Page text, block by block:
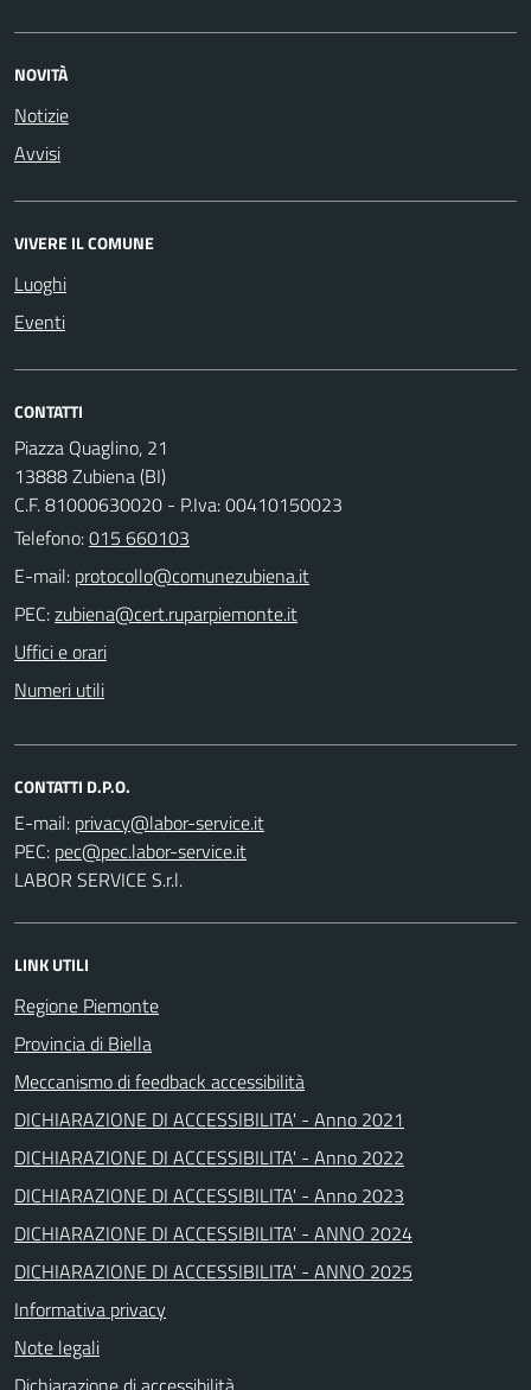
NOVITÀ
Notizie
Avvisi
VIVERE IL COMUNE
Luoghi
Eventi
CONTATTI
Piazza Quaglino, 21
13888 Zubiena (BI)
C.F. 81000630020 - P.Iva: 00410150023
Telefono:015 660103
E-mail:
PEC:
Uffici e orari
Numeri utili
CONTATTI D.P.O.
E-mail:
PEC:
LABOR SERVICE S.r.l.
LINK UTILI
Regione Piemonte
Provincia di Biella
Meccanismo di feedback accessibilità
DICHIARAZIONE DI ACCESSIBILITA' - Anno 2021
DICHIARAZIONE DI ACCESSIBILITA' - Anno 2022
DICHIARAZIONE DI ACCESSIBILITA' - Anno 2023
DICHIARAZIONE DI ACCESSIBILITA' - ANNO 2024
DICHIARAZIONE DI ACCESSIBILITA' - ANNO 2025
Informativa privacy
Note legali